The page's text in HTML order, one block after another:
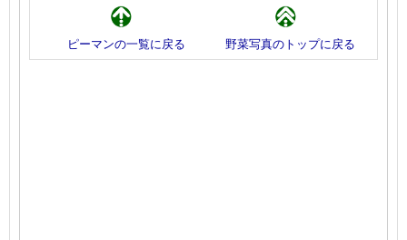
ピーマンの一覧に戻る 野菜写真のトップに戻る